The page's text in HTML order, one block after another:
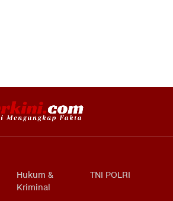
Hukum &
Kriminal
TNI POLRI